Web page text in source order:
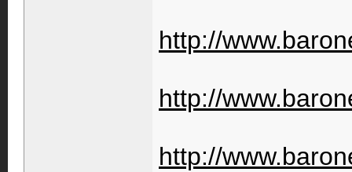
http://
http://
http://